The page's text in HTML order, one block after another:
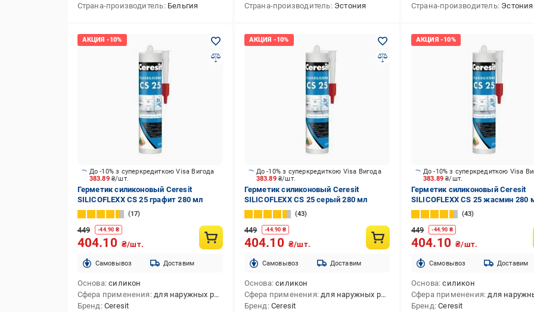
Страна-производитель Бельгия
Страна-производитель Эстония
Страна-производитель Эстония
383.89 ₴/шт.
До -10% з суперкредиткою Visa Вигода
Герметик силиконовый Ceresit
SILICOFLEXX CS 25 графит 280 мл
17
449 -44.90 ₴
404.10 ₴/шт.
Cамовывоз Доставим
Основа силикон
Сфера применения для наружных работ,для внутренних работ,для внутренних и наружных работ
Бренд Ceresit
383.89₴/шт.
До -10% з суперкредиткою Visa Вигода
Герметик силиконовый Ceresit
SILICOFLEXX CS 25 серый 280 мл
43
449 -44.90 ₴
404.10 ₴/шт.
Cамовывоз Доставим
Основа силикон
Сфера применения для наружных работ,для внутренних работ,для внутренних и наружных работ
Бренд Ceresit
383.89₴/шт.
До -10% з суперкредиткою Visa
Герметик силиконовый Ceresit
SILICOFLEXX CS 25 жасмин 280
43
449 -44.90 ₴
404.10 ₴/шт.
Cамовывоз Доставим
Основа силикон
Сфера применения для наружных работ,для внутренних работ,для
Бренд Ceresit